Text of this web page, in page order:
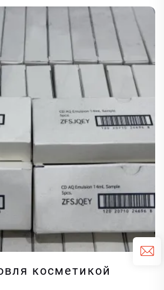
косметикой